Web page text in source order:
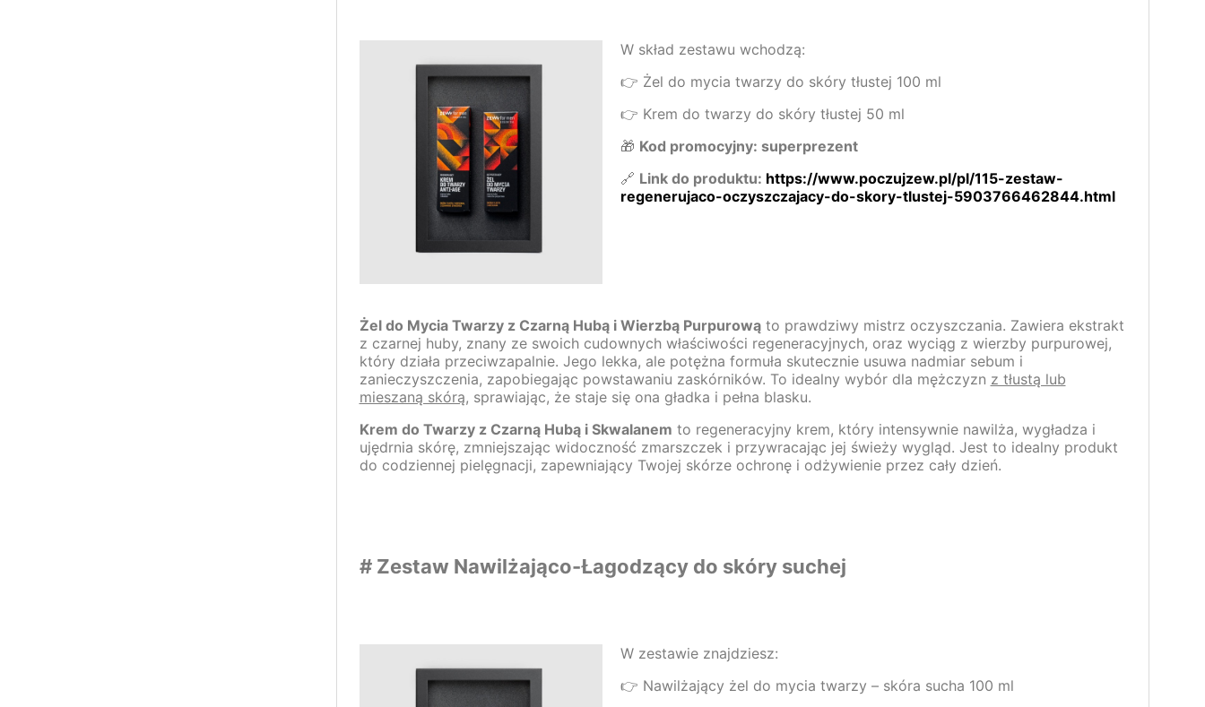
W skład zestawu wchodzą:
👉 Żel do mycia twarzy do skóry tłustej 100 ml
👉 Krem do twarzy do skóry tłustej 50 ml
🎁 Kod promocyjny: superprezent
🔗 Link do produktu: https://www.poczujzew.pl/pl/115-zestaw-
regenerujaco-oczyszczajacy-do-skory-tlustej-5903766462844.html
Żel do Mycia Twarzy z Czarną Hubą i Wierzbą Purpurowąto prawdziwy mistrz oczyszczania. Zawiera ekstrakt
z czarnej huby, znany ze swoich cudownych właściwości regeneracyjnych, oraz wyciąg z wierzby purpurowej,
który działa przeciwzapalnie. Jego lekka, ale potężna formuła skutecznie usuwa nadmiar sebum i
zanieczyszczenia, zapobiegając powstawaniu zaskórników. To idealny wybór dla mężczyzn z tłustą lub
mieszaną skórą, sprawiając, że staje się ona gładka i pełna blasku.
Krem do Twarzy z Czarną Hubą i Skwalanem to regeneracyjny krem, który intensywnie nawilża, wygładza i
ujędrnia skórę, zmniejszając widoczność zmarszczek i przywracając jej świeży wygląd. Jest to idealny produkt
do codziennej pielęgnacji, zapewniający Twojej skórze ochronę i odżywienie przez cały dzień.
# Zestaw Nawilżająco-Łagodzący do skóry suchej
W zestawie znajdziesz:
👉 Nawilżający żel do mycia twarzy – skóra sucha 100 ml